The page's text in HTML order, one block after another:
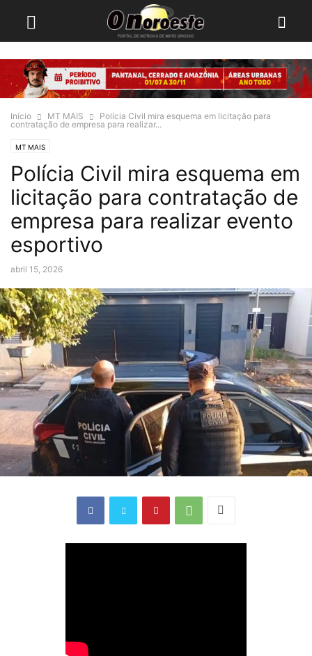
Início MT MAIS
Polícia Civil mira esquema em licitação para
contratação de empresa para realizar...
MT MAIS
Polícia Civil mira esquema em
licitação para contratação de
empresa para realizar evento
esportivo
abril 15, 2026